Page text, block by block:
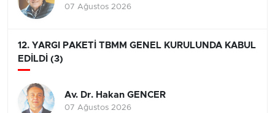
07 Ağustos 2026
12. YARGI PAKETİ TBMM GENEL KURULUNDA KABUL
EDİLDİ (3)
Av. Dr. Hakan GENCER
07 Ağustos 2026